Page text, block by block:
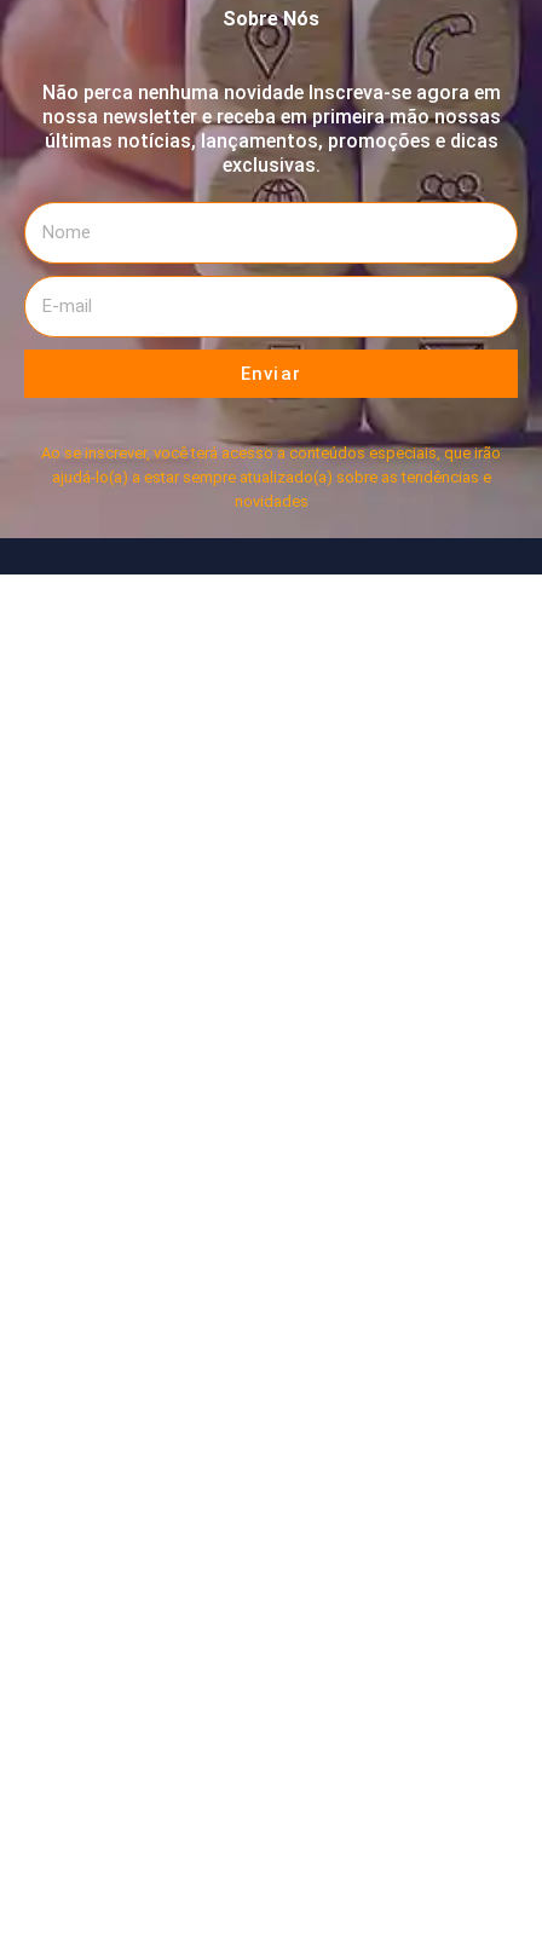
Sobre Nós
Não perca nenhuma novidade Inscreva-se agora em
nossa newsletter e receba em primeira mão nossas
últimas notícias, lançamentos, promoções e dicas
exclusivas.
Enviar
Ao se inscrever, você terá acesso a conteúdos especiais, que irão
ajudá-lo(a) a estar sempre atualizado(a) sobre as tendências e
novidades